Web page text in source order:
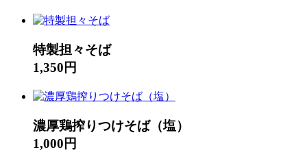
特製担々そば
1,350円
濃厚鶏搾りつけそば（塩）
1,000円